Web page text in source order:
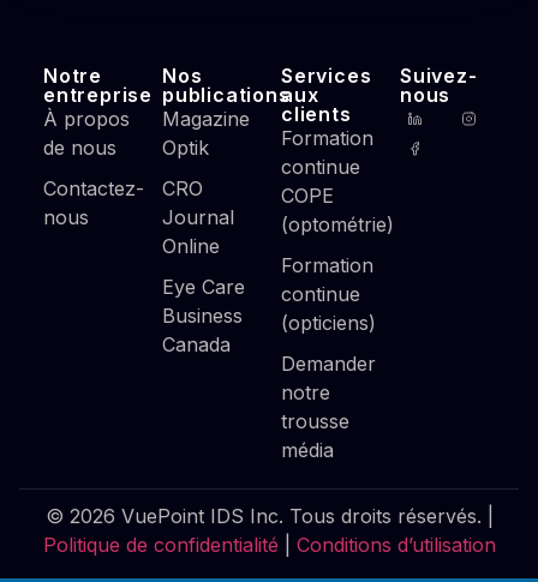
Notre
entreprise
À propos
de nous
Contactez-
nous
Nos
publications
Magazine
Optik
CRO
Journal
Online
Eye Care
Business
Canada
Services
aux
clients
Formation
continue
COPE
(optométrie)
Formation
continue
(opticiens)
Demander
notre
trousse
média
Suivez-
nous
© 2026 VuePoint IDS Inc. Tous droits réservés. |
Politique de confidentialité
Conditions d’utilisation